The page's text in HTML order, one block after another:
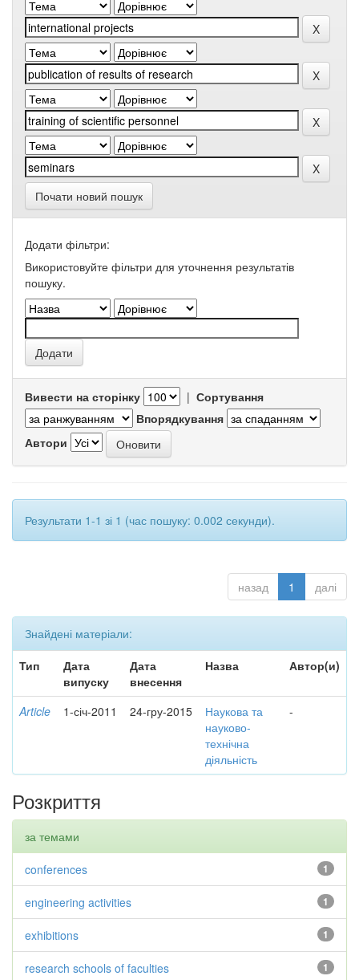
Почати новий пошук
Додати фільтри:
Використовуйте фільтри для уточнення результатів
пошуку.
Вивести на сторінку | Сортування
Впорядкування
Автори
Результати 1-1 зі 1 (час пошуку: 0.002 секунди).
назад 1 далі
Знайдені матеріали:
Тип
Дата
випуску
Дата
внесення
Назва Автор(и)
Article 1-січ-2011 24-гру-2015
Наукова та
науково-
технічна
діяльність
-
Розкриття
за темами
1
conferences
1
engineering activities
1
exhibitions
1
research schools of faculties